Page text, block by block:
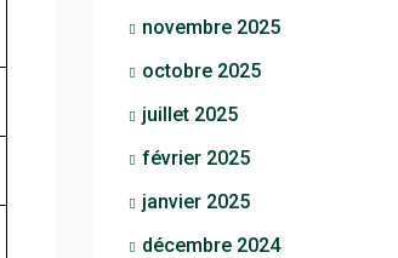
novembre 2025
octobre 2025
juillet 2025
février 2025
janvier 2025
décembre 2024